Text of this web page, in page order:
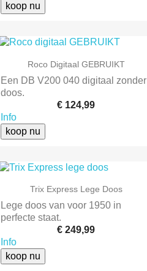
koop nu
 Snel bekijken
Roco Digitaal GEBRUIKT
Een DB V200 040 digitaal zonder
doos.
€ 124,99
Info
koop nu
 Snel bekijken
Trix Express Lege Doos
Lege doos van voor 1950 in
perfecte staat.
€ 249,99
Info
koop nu